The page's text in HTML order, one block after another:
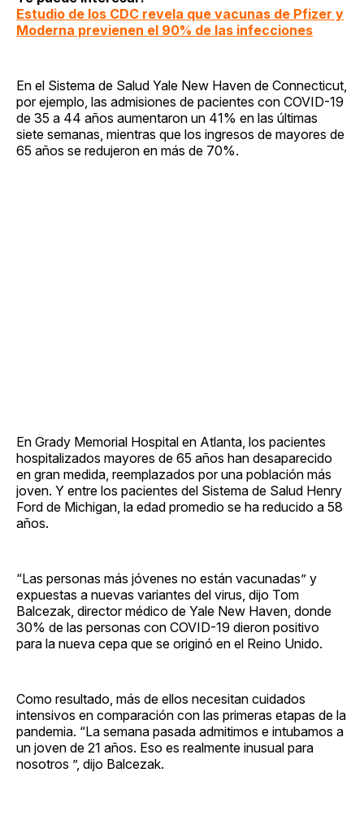
Estudio de los CDC revela que vacunas de Pfizer y
Moderna previenen el 90% de las infecciones
En el Sistema de Salud Yale New Haven de Connecticut,
por ejemplo, las admisiones de pacientes con COVID-19
de 35 a 44 años aumentaron un 41% en las últimas
siete semanas, mientras que los ingresos de mayores de
65 años se redujeron en más de 70%.
En Grady Memorial Hospital en Atlanta, los pacientes
hospitalizados mayores de 65 años han desaparecido
en gran medida, reemplazados por una población más
joven. Y entre los pacientes del Sistema de Salud Henry
Ford de Michigan, la edad promedio se ha reducido a 58
años.
“Las personas más jóvenes no están vacunadas” y
expuestas a nuevas variantes del virus, dijo Tom
Balcezak, director médico de Yale New Haven, donde
30% de las personas con COVID-19 dieron positivo
para la nueva cepa que se originó en el Reino Unido.
Como resultado, más de ellos necesitan cuidados
intensivos en comparación con las primeras etapas de la
pandemia. “La semana pasada admitimos e intubamos a
un joven de 21 años. Eso es realmente inusual para
nosotros ”, dijo Balcezak.